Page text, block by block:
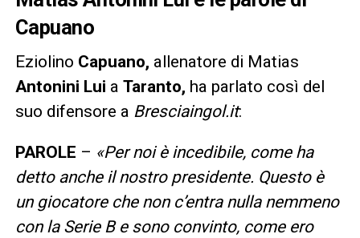
Capuano
Eziolino Capuano, allenatore di Matias
Antonini Lui a Taranto, ha parlato così del
suo difensore a Bresciaingol.it:
PAROLE – «Per noi è incedibile, come ha
detto anche il nostro presidente. Questo è
un giocatore che non c’entra nulla nemmeno
con la Serie B e sono convinto, come ero